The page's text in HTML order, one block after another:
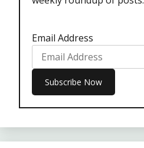
Email Address